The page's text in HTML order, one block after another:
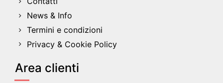
News & Info
Termini e condizioni
Privacy & Cookie Policy
Area clienti